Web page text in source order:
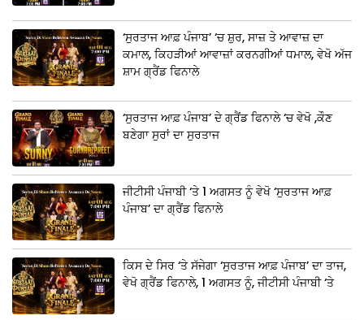
‘ਸੁਰਤਾਜ ਆਫ਼ ਪੰਜਾਬ’ ‘ਚ ਸ਼ੁਰ, ਸਾਜ਼ ਤੇ ਆਵਾਜ਼ ਦਾ
ਕਮਾਲ, ਕਿਹੜੀਆਂ ਆਵਾਜ਼ਾਂ ਕਰਨਗੀਆਂ ਧਮਾਲ, ਵੇਖੋ ਅੱਜ
ਸ਼ਾਮ ਗ੍ਰੈਂਡ ਫਿਨਾਲੇ
‘ਸੁਰਤਾਜ ਆਫ਼ ਪੰਜਾਬ’ ਦੇ ਗ੍ਰੈਂਡ ਫਿਨਾਲੇ ‘ਚ ਵੇਖੋ ,ਕੌਣ
ਬਣੇਗਾ ਸੁਰਾਂ ਦਾ ਸੁਰਤਾਜ
ਜੀਟੀਸੀ ਪੰਜਾਬੀ ‘ਤੇ 1 ਅਗਸਤ ਨੂੰ ਵੇਖੋ ‘ਸੁਰਤਾਜ ਆਫ਼
ਪੰਜਾਬ’ ਦਾ ਗ੍ਰੈਂਡ ਫਿਨਾਲੇ
ਕਿਸ ਦੇ ਸਿਰ ‘ਤੇ ਸੱਜੇਗਾ ‘ਸੁਰਤਾਜ ਆਫ਼ ਪੰਜਾਬ’ ਦਾ ਤਾਜ,
ਵੇਖੋ ਗ੍ਰੈਂਡ ਫਿਨਾਲੇ, 1 ਅਗਸਤ ਨੂੰ, ਜੀਟੀਸੀ ਪੰਜਾਬੀ ‘ਤੇ